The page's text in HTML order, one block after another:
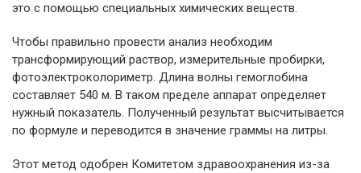
это с помощью специальных химических веществ.
Чтобы правильно провести анализ необходим
трансформирующий раствор, измерительные пробирки,
фотоэлектроколориметр. Длина волны гемоглобина
составляет 540 м. В таком пределе аппарат определяет
нужный показатель. Полученный результат высчитывается
по формуле и переводится в значение граммы на литры.
Этот метод одобрен Комитетом здравоохранения из-за